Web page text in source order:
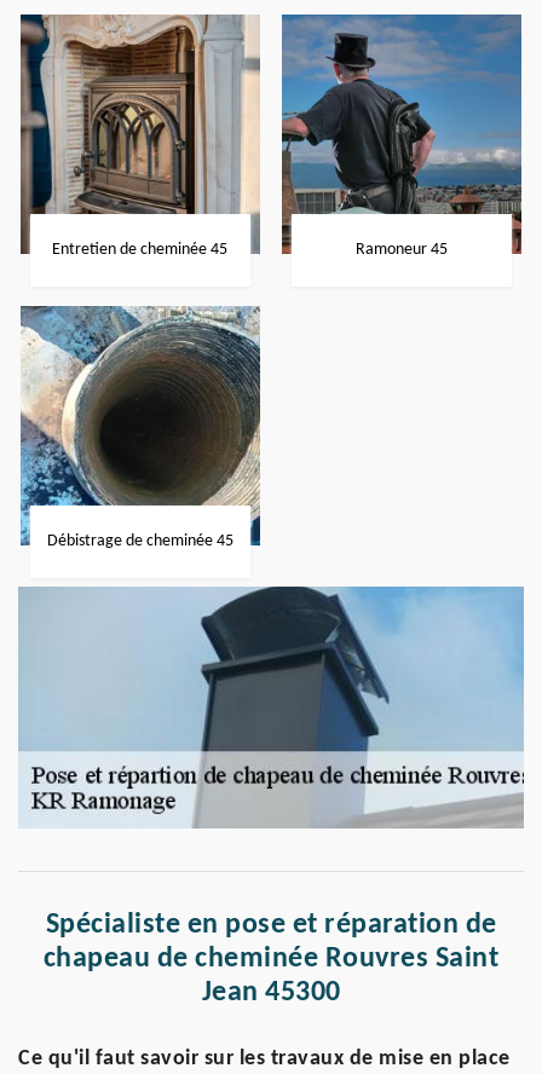
Entretien de cheminée 45 Ramoneur 45
Débistrage de cheminée 45
Spécialiste en pose et réparation de
chapeau de cheminée Rouvres Saint
Jean 45300
Ce qu'il faut savoir sur les travaux de mise en place